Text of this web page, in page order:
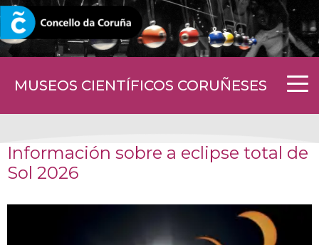
MUSEOS CIENTÍFICOS CORUÑESES
CORUNA.GAL
Información sobre a eclipse total de
Sol 2026